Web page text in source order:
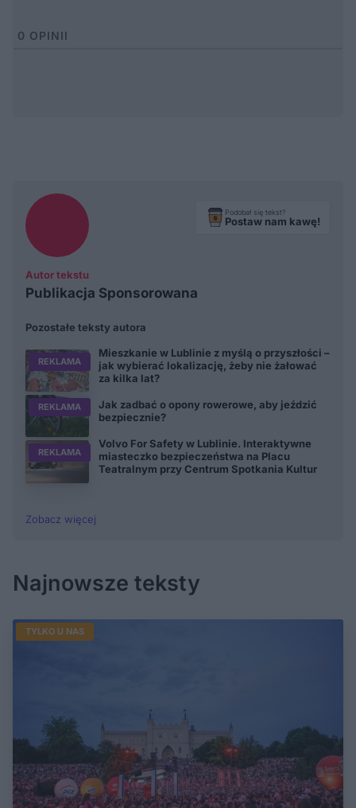
0 OPINII
Autor tekstu
Publikacja Sponsorowana
Podobał się tekst?
Postaw nam kawę!
Pozostałe teksty autora
REKLAMA
Mieszkanie w Lublinie z myślą o przyszłości –
jak wybierać lokalizację, żeby nie żałować
za kilka lat?
REKLAMA
Jak zadbać o opony rowerowe, aby jeździć
bezpiecznie?
REKLAMA
Volvo For Safety w Lublinie. Interaktywne
miasteczko bezpieczeństwa na Placu
Teatralnym przy Centrum Spotkania Kultur
Zobacz więcej
Najnowsze teksty
TYLKO U NAS